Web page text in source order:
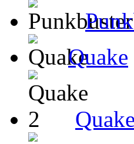
Quake